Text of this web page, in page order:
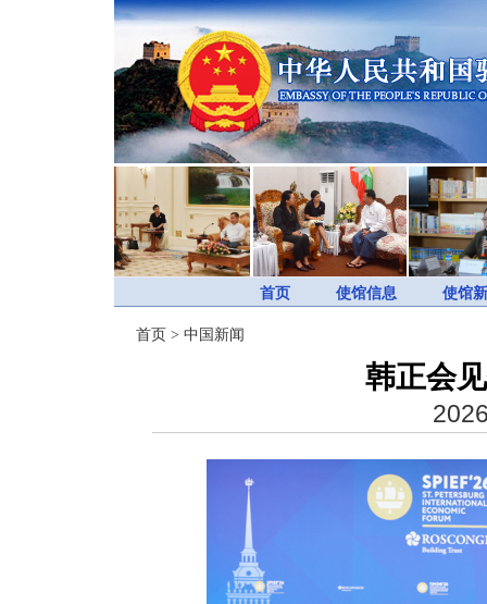
首页 使馆信息 使馆
首页 > 中国新闻
韩正会